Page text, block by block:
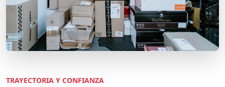
TRAYECTORIA Y CONFIANZA